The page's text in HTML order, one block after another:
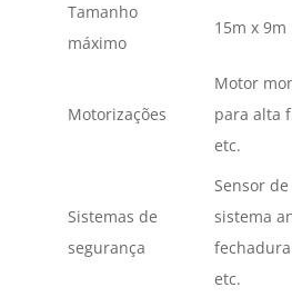
Tamanho
máximo
15m x 9m
Motorizações
Motor
para alta
etc.
Sistemas de
segurança
Sensor
sistema
etc.